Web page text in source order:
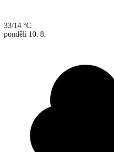
33/14 °C
pondělí 10. 8.